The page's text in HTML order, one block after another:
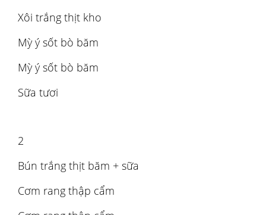
Xôi trắng thịt kho
Mỳ ý sốt bò băm
Mỳ ý sốt bò băm
Sữa tươi
2
Bún trắng thịt băm + sữa
Cơm rang thập cẩm